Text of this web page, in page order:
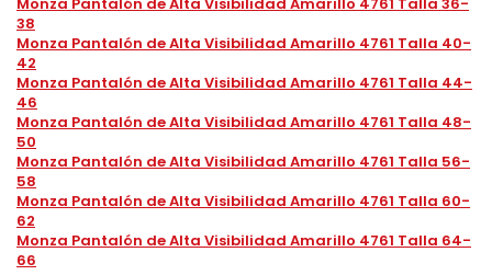
38
Monza Pantalón de Alta Visibilidad Amarillo 4761 Talla 40-
42
Monza Pantalón de Alta Visibilidad Amarillo 4761 Talla 44-
46
Monza Pantalón de Alta Visibilidad Amarillo 4761 Talla 48-
50
Monza Pantalón de Alta Visibilidad Amarillo 4761 Talla 56-
58
Monza Pantalón de Alta Visibilidad Amarillo 4761 Talla 60-
62
Monza Pantalón de Alta Visibilidad Amarillo 4761 Talla 64-
66